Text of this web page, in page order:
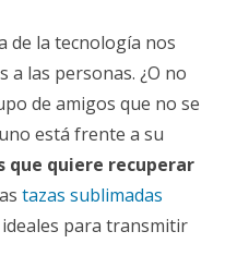
de la tecnología nos
a las personas. ¿O no
de amigos que no se
está frente a su
que quiere recuperar
tazas sublimadas
para transmitir